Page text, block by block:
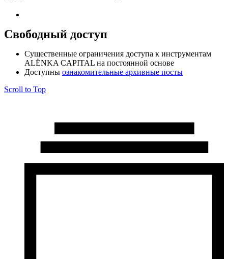
Свободный доступ
Cущественные ограничения доступа к инструментам
ALЁNKA CAPITAL на постоянной основе
Доступны ознакомительные архивные посты
Scroll to Top